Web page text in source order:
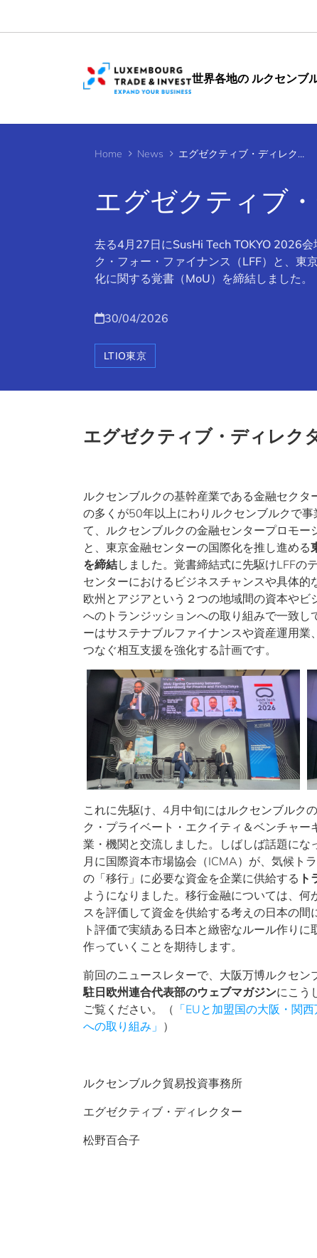
世界各地の ルクセンブ
Home News エグゼクティブ・ディレクターのメッセージ (4月)
エグゼクティブ
去る4月27日にSusHi Tech TOKYO 2026
ク・フォー・ファイナンス（LFF）と、東
化に関する覚書（MoU）を締結しました。
30/04/2026
LTIO東京
エグゼクティブ・ディレク
ルクセンブルクの基幹産業である金融セク
の多くが50年以上にわりルクセンブルクで
て、ルクセンブルクの金融センタープロモー
と、東京金融センターの国際化を推し進める
を締結しました。覚書締結式に先駆けLFFの
センターにおけるビジネスチャンスや具体的
欧州とアジアという２つの地域間の資本や
へのトランジッションへの取り組みで一致
ーはサステナブルファイナンスや資産運用
つなぐ相互支援を強化する計画です。
これに先駆け、4月中旬にはルクセンブルク
ク・プライベート・エクイティ＆ベンチャ
業・機関と交流しました。しばしば話題にな
月に国際資本市場協会（ICMA）が、気候ト
の「移行」に必要な資金を企業に供給する ト
ようになりました。移行金融については、
スを評価して資金を供給する考えの日本の
ト評価で実績ある日本と緻密なルール作り
作っていくことを期待します。
前回のニュースレターで、大阪万博ルクセン
駐日欧州連合代表部のウェブマガジンにこう
ご覧ください。（ 「EUと加盟国の大阪・関
への取り組み」 ）
ルクセンブルク貿易投資事務所
エグゼクティブ・ディレクター
松野百合子